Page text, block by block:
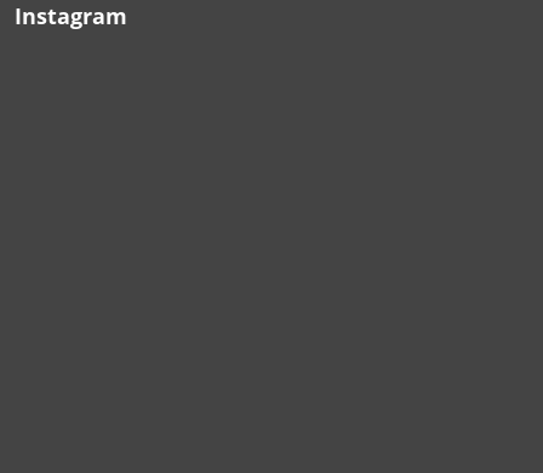
Instagram